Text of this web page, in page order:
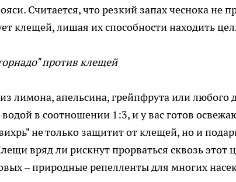
Считается, что резкий запах чеснока не
клещей, лишая их способности находить
против клещей
лимона, апельсина, грейпфрута или любого
водой в соотношении 1:3, и у вас готов
не только защитит от клещей, но и
вряд ли рискнут прорваться сквозь
– природные репелленты для многих